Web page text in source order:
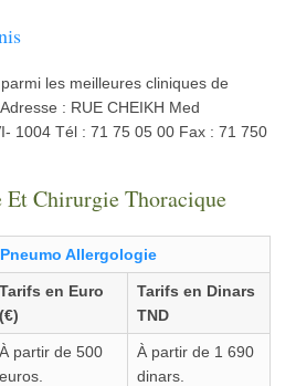
les meilleures cliniques de
: RUE CHEIKH Med
1004 Tél : 71 75 05 00 Fax : 71 750
Chirurgie Thoracique
Allergologie
Tarifs en Euro
(€)
Tarifs en Dinars
TND
À partir de 500
euros.
À partir de 1 690
dinars.